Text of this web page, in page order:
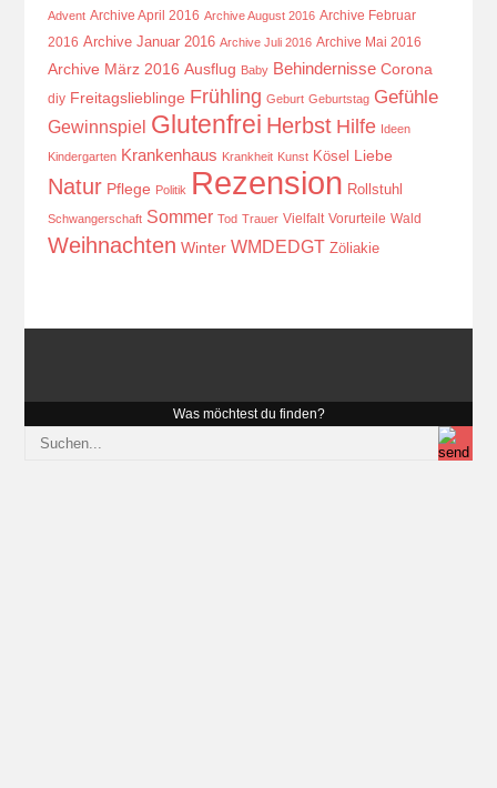
Advent Archive April 2016 Archive August 2016 Archive Februar
2016 Archive Januar 2016 Archive Juli 2016 Archive Mai 2016
Archive März 2016 Ausflug Baby Behindernisse Corona
diy Freitagslieblinge Frühling Geburt Geburtstag Gefühle
Gewinnspiel Glutenfrei Herbst Hilfe Ideen
Kindergarten Krankenhaus Krankheit Kunst Kösel Liebe
Natur Pflege Politik Rezension Rollstuhl
Schwangerschaft Sommer Tod Trauer Vielfalt Vorurteile Wald
Weihnachten Winter WMDEDGT Zöliakie
Was möchtest du finden?